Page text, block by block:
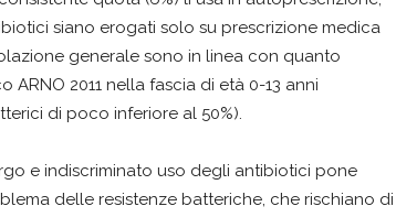
siano erogati solo su prescrizione medica
generale sono in linea con quanto
ARNO 2011 nella fascia di età 0-13 anni
di poco inferiore al 50%).
e indiscriminato uso degli antibiotici pone
delle resistenze batteriche, che rischiano di